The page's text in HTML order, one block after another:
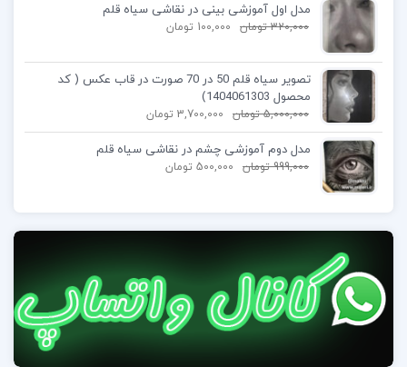
مدل اول آموزشی بینی در نقاشی سیاه قلم
320,000 تومان 100,000 تومان
تصویر سیاه قلم 50 در 70 صورت در قاب عکس ( کد
محصول 1404061303)
5,000,000 تومان 3,700,000 تومان
مدل دوم آموزشی چشم در نقاشی سیاه قلم
999,000 تومان 500,000 تومان